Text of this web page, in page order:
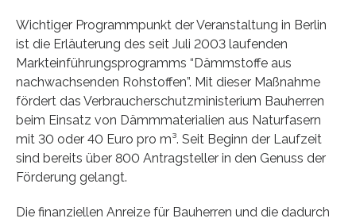
Wichtiger Programmpunkt der Veranstaltung in Berlin
ist die Erläuterung des seit Juli 2003 laufenden
Markteinführungsprogramms “Dämmstoffe aus
nachwachsenden Rohstoffen”. Mit dieser Maßnahme
fördert das Verbraucherschutzministerium Bauherren
beim Einsatz von Dämmmaterialien aus Naturfasern
mit 30 oder 40 Euro pro m³. Seit Beginn der Laufzeit
sind bereits über 800 Antragsteller in den Genuss der
Förderung gelangt.
Die finanziellen Anreize für Bauherren und die dadurch